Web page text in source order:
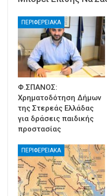
ΠΕΡΙΦΕΡΕΙΑΚΑ
Φ.ΣΠΑΝΟΣ:
Χρηματοδότηση Δήμων
της Στερεάς Ελλάδας
για δράσεις παιδικής
προστασίας
ΠΕΡΙΦΕΡΕΙΑΚΑ